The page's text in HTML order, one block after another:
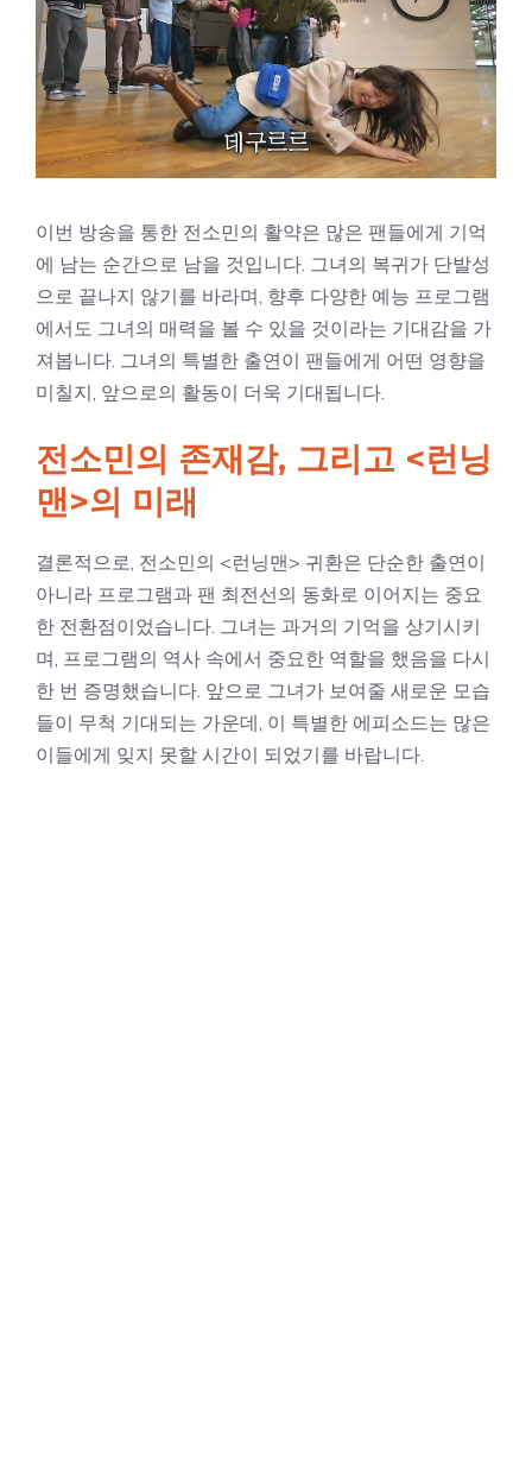
이번 방송을 통한 전소민의 활약은 많은 팬들에게 기억
에 남는 순간으로 남을 것입니다. 그녀의 복귀가 단발성
으로 끝나지 않기를 바라며, 향후 다양한 예능 프로그램
에서도 그녀의 매력을 볼 수 있을 것이라는 기대감을 가
져봅니다. 그녀의 특별한 출연이 팬들에게 어떤 영향을
미칠지, 앞으로의 활동이 더욱 기대됩니다.
전소민의 존재감, 그리고 <런닝
맨>의 미래
결론적으로, 전소민의 <런닝맨> 귀환은 단순한 출연이
아니라 프로그램과 팬 최전선의 동화로 이어지는 중요
한 전환점이었습니다. 그녀는 과거의 기억을 상기시키
며, 프로그램의 역사 속에서 중요한 역할을 했음을 다시
한 번 증명했습니다. 앞으로 그녀가 보여줄 새로운 모습
들이 무척 기대되는 가운데, 이 특별한 에피소드는 많은
이들에게 잊지 못할 시간이 되었기를 바랍니다.